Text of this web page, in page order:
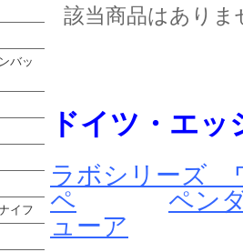
バッ
イフ
該当商品はありま
ドイツ・エ
ラボシリーズ
ペ
ペン
ューア